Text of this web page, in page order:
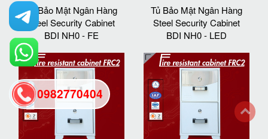
Tủ Bảo Mật Ngân Hàng
Steel Security Cabinet
BDI NH0 - FE
Tủ Bảo Mật Ngân Hàng
Steel Security Cabinet
BDI NH0 - LED
0982770404